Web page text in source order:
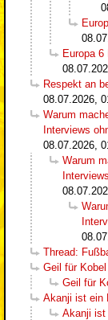
Europa
Respekt an
08.07.2026,
Warum
Interviews
08.07.2026,
Warum
Thread:
Geil für Kobel
Geil für
Akanji ist ein
Akanji ist